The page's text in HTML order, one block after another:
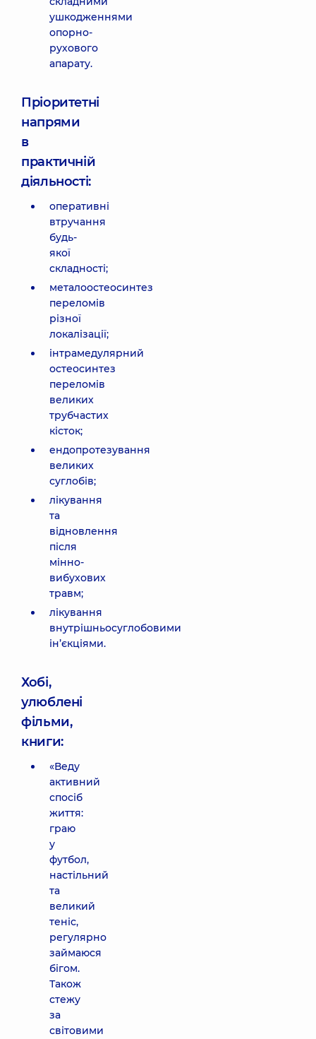
ушкодженнями
опорно-
рухового
апарату.
Пріоритетні
напрями
в
практичній
діяльності:
оперативні
втручання
будь-
якої
складності;
металоостеосинтез
переломів
різної
локалізації;
інтрамедулярний
остеосинтез
переломів
великих
трубчастих
кісток;
ендопротезування
великих
суглобів;
лікування
та
відновлення
після
мінно-
вибухових
травм;
лікування
внутрішньосуглобовими
ін’єкціями.
Хобі,
улюблені
фільми,
книги:
«Веду
активний
спосіб
життя:
граю
у
футбол,
настільний
та
великий
теніс,
регулярно
займаюся
бігом.
Також
стежу
за
світовими